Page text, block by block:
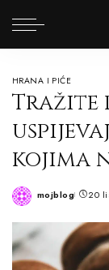
HRANA I PIĆE
Tražite
kojima
Posted
mojblog 20